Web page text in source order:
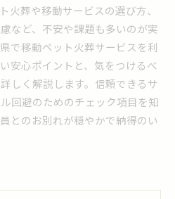
火葬や移動サービスの選び方、
など、不安や課題も多いのが実
で移動ペット火葬サービスを利
安心ポイントと、気をつけるべ
しく解説します。信頼できるサ
回避のためのチェック項目を知
とのお別れが穏やかで納得のい